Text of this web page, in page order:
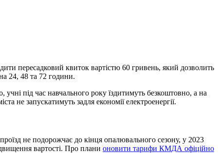
пересадковий квиток вартістю 60 гривень, який дозволить
24, 48 та 72 години.
учні під час навчального року їздитимуть безкоштовно, а на
не запускатимуть задля економії електроенергії.
не подорожчає до кінця опалювального сезону, у 2023
вартості. Про плани оновити тарифи КМДА офіційно